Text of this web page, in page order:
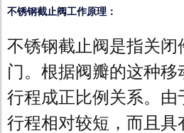
不锈钢截止阀工作原理：
不锈钢截止阀是指关
门。根据阀瓣的这种
行程成正比例关系。
行程相对较短，而且